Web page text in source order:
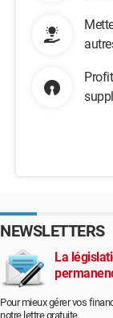
NEWSLETTERS
La
Pour mieux gérer vos
notre lettre gratuite.